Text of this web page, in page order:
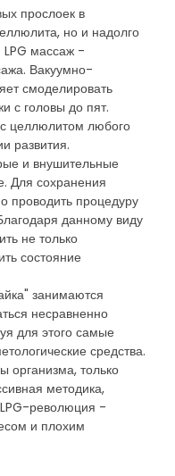
прослоек в
но и надолго
LPG массаж -
Вакуумно-
смоделировать
с головы до пят.
с целлюлитом любого
развития.
и внушительные
Для сохранения
проводить процедуру
данному виду
не только
состояние
занимаются
несравненно
для этого самые
средства.
организма, только
методика,
революция -
и плохим